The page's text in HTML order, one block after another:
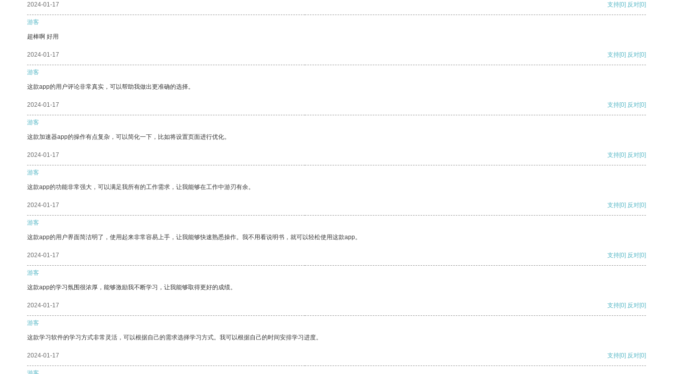
2024-01-17 支持[0] 反对[0]
游客
超棒啊 好用
2024-01-17 支持[0] 反对[0]
游客
这款app的用户评论非常真实，可以帮助我做出更准确的选择。
2024-01-17 支持[0] 反对[0]
游客
这款加速器app的操作有点复杂，可以简化一下，比如将设置页面进行优化。
2024-01-17 支持[0] 反对[0]
游客
这款app的功能非常强大，可以满足我所有的工作需求，让我能够在工作中游刃有余。
2024-01-17 支持[0] 反对[0]
游客
这款app的用户界面简洁明了，使用起来非常容易上手，让我能够快速熟悉操作。我不用看说明书，就可以轻松使用这款app。
2024-01-17 支持[0] 反对[0]
游客
这款app的学习氛围很浓厚，能够激励我不断学习，让我能够取得更好的成绩。
2024-01-17 支持[0] 反对[0]
游客
这款学习软件的学习方式非常灵活，可以根据自己的需求选择学习方式。我可以根据自己的时间安排学习进度。
2024-01-17 支持[0] 反对[0]